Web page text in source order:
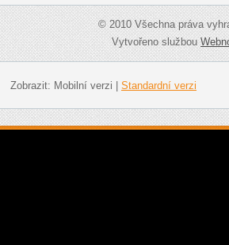
© 2010 Všechna práva
Vytvořeno službou
Zobrazit: Mobilní verzi Standardní verzi